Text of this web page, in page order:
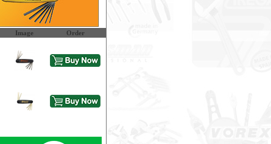
Image Order